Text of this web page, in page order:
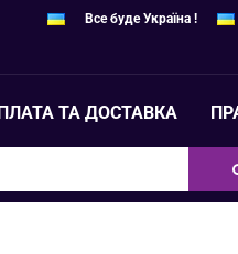
Все буде Україна !
ТА ДОСТАВКА